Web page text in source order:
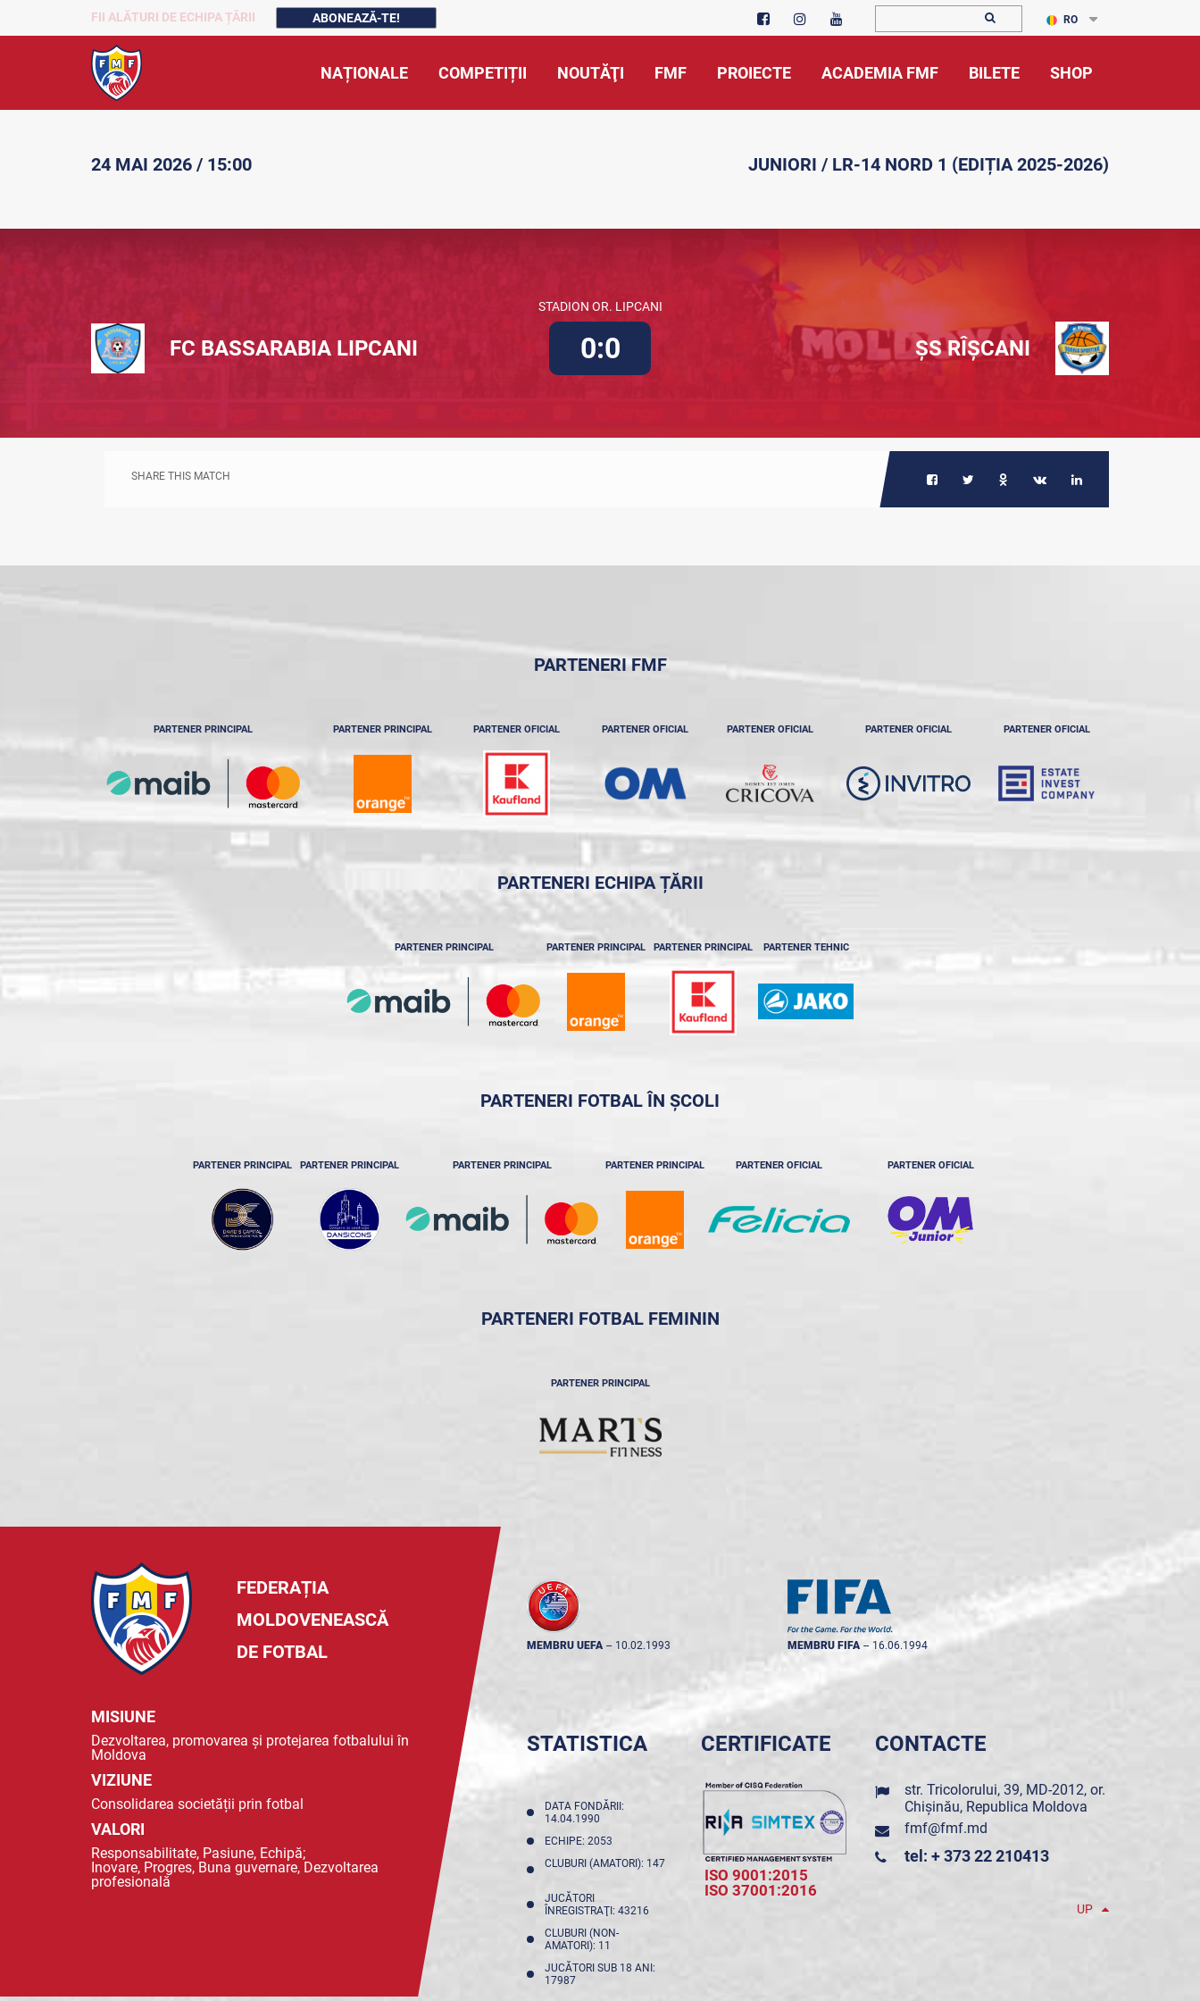
FII ALĂTURI DE ECHIPA ȚĂRII ABONEAZĂ-TE! RO
NAȚIONALE COMPETIȚII NOUTĂŢI FMF PROIECTE ACADEMIA FMF BILETE SHOP
24 MAI 2026 / 15:00 JUNIORI / LR-14 NORD 1 (EDIȚIA 2025-2026)
STADION OR. LIPCANI
FC BASSARABIA LIPCANI 0:0 ȘS RÎȘCANI
SHARE THIS MATCH
PARTENERI FMF
PARTENER PRINCIPAL PARTENER PRINCIPAL PARTENER OFICIAL PARTENER OFICIAL PARTENER OFICIAL PARTENER OFICIAL PARTENER OFICIAL
PARTENERI ECHIPA ȚĂRII
PARTENER PRINCIPAL PARTENER PRINCIPAL PARTENER PRINCIPAL PARTENER TEHNIC
PARTENERI FOTBAL ÎN ȘCOLI
PARTENER PRINCIPAL PARTENER PRINCIPAL PARTENER PRINCIPAL PARTENER PRINCIPAL PARTENER OFICIAL PARTENER OFICIAL
PARTENERI FOTBAL FEMININ
PARTENER PRINCIPAL
FEDERAȚIA
MOLDOVENEASCĂ
DE FOTBAL
MISIUNE
Dezvoltarea, promovarea și protejarea fotbalului în
Moldova
VIZIUNE
Consolidarea societății prin fotbal
VALORI
Responsabilitate, Pasiune, Echipă;
Inovare, Progres, Buna guvernare, Dezvoltarea
profesională
MEMBRU UEFA -- 10.02.1993 MEMBRU FIFA -- 16.06.1994
STATISTICA
DATA FONDĂRII:
14.04.1990
ECHIPE: 2053
CLUBURI (AMATORI): 147
JUCĂTORI
ÎNREGISTRAŢI: 43216
CLUBURI (NON-
AMATORI): 11
JUCĂTORI SUB 18 ANI:
17987
CERTIFICATE
ISO 9001:2015
ISO 37001:2016
CONTACTE
str. Tricolorului, 39, MD-2012, or.
Chișinău, Republica Moldova
fmf@fmf.md
tel: + 373 22 210413
UP